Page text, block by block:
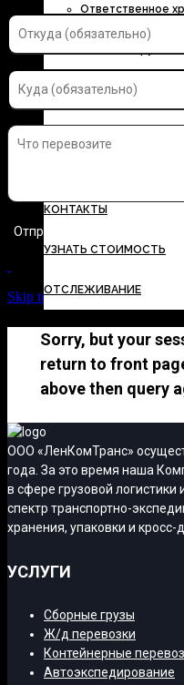
Ответственное
Страхование
ДОКУМЕНТЫ
КОНТАКТЫ
УЗНАТЬ СТОИМОСТЬ
ОТСЛЕЖИВАНИЕ
Skip to Content
Sorry, but your
return to front
above then query
ООО «ЛенКомТранс»
года. За это время наша
в сфере грузовой
спектр транспортно-
хранения, упаковки и кросс-
УСЛУГИ
Сборные грузы
Ж/д перевозки
Контейнерные
Автоэкспедирование